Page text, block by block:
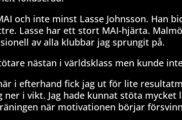
och inte minst Lasse Johnsson. Han
Lasse har ett stort MAI-hjärta.
av alla klubbar jag sprungit på.
nästan i världsklass men kunde
i efterhand fick jag ut för lite
i vikt. Jag hade kunnat stöta
när motivationen börjar